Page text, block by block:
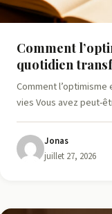
Comment
quotidien
Comment
vies Vous avez peut-
Jonas
juillet 27, 2026